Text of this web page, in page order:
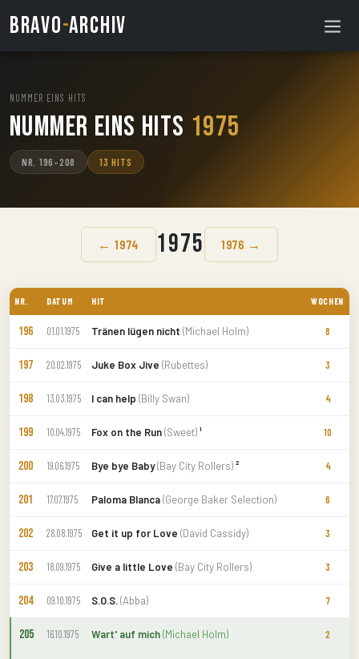
BRAVO-ARCHIV
NUMMER EINS HITS
Nummer Eins Hits 1975
NR. 196–208 13 HITS
← 1974 1975 1976 →
NR. DATUM HIT WOCHEN
196 01.01.1975 Tränen lügen nicht (Michael Holm) 8
197 20.02.1975 Juke Box Jive (Rubettes) 3
198 13.03.1975 I can help (Billy Swan) 4
199 10.04.1975 Fox on the Run(Sweet)¹ 10
200 19.06.1975 Bye bye Baby(Bay City Rollers)² 4
201 17.07.1975 Paloma Blanca(George Baker Selection) 6
202 28.08.1975 Get it up for Love (David Cassidy) 3
203 18.09.1975 Give a little Love (Bay City Rollers) 3
204 09.10.1975 S.O.S. (Abba) 7
205 16.10.1975 Wart' auf mich(Michael Holm) 2